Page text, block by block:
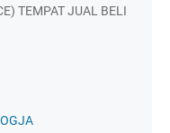
TEMPAT JUAL BELI